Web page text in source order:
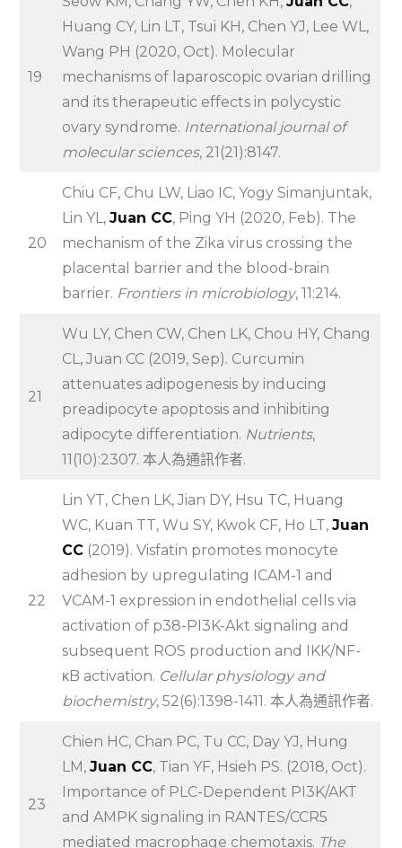
19
Huang CY, Lin LT, Tsui KH, Chen YJ, Lee WL,
Wang PH (2020, Oct). Molecular
mechanisms of laparoscopic ovarian drilling
and its therapeutic effects in polycystic
ovary syndrome. International journal of
molecular sciences, 21(21):8147.
20
Chiu CF, Chu LW, Liao IC, Yogy Simanjuntak,
Lin YL,Juan CC, Ping YH (2020, Feb). The
mechanism of the Zika virus crossing the
placental barrier and the blood-brain
barrier. Frontiers in microbiology, 11:214.
21
Wu LY, Chen CW, Chen LK, Chou HY, Chang
CL, Juan CC (2019, Sep). Curcumin
attenuates adipogenesis by inducing
preadipocyte apoptosis and inhibiting
adipocyte differentiation. Nutrients,
11(10):2307. 本人為通訊作者.
22
Lin YT, Chen LK, Jian DY, Hsu TC, Huang
WC, Kuan TT, Wu SY, Kwok CF, Ho LT,Juan
CC (2019). Visfatin promotes monocyte
adhesion by upregulating ICAM-1 and
VCAM-1 expression in endothelial cells via
activation of p38-PI3K-Akt signaling and
subsequent ROS production and IKK/NF-
κB activation. Cellular physiology and
biochemistry, 52(6):1398-1411. 本人為通訊作者.
23
Chien HC, Chan PC, Tu CC, Day YJ, Hung
LM,Juan CC, Tian YF, Hsieh PS. (2018, Oct).
Importance of PLC-Dependent PI3K/AKT
and AMPK signaling in RANTES/CCR5
mediated macrophage chemotaxis. The